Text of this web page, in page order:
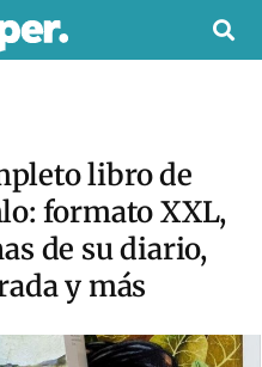
libro de
formato XXL,
de su diario,
y más